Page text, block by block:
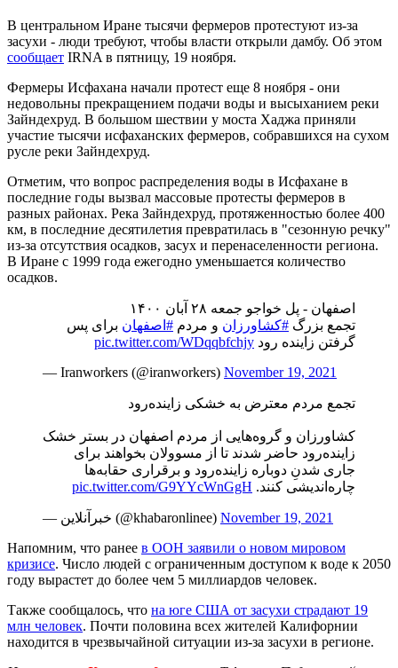
В центральном Иране тысячи фермеров протестуют из-за
засухи - люди требуют, чтобы власти открыли дамбу. Об этом
сообщает IRNA в пятницу, 19 ноября.
Фермеры Исфахана начали протест еще 8 ноября - они
недовольны прекращением подачи воды и высыханием реки
Зайндехруд. В большом шествии у моста Хаджа приняли
участие тысячи исфаханских фермеров, собравшихся на сухом
русле реки Зайндехруд.
Отметим, что вопрос распределения воды в Исфахане в
последние годы вызвал массовые протесты фермеров в
разных районах. Река Зайндехруд, протяженностью более 400
км, в последние десятилетия превратилась в "сезонную речку"
из-за отсутствия осадков, засух и перенаселенности региона.
В Иране с 1999 года ежегодно уменьшается количество
осадков.
اصفهان - پل خواجو جمعه ۲۸ آبان ۱۴۰۰
تجمع بزرگ #کشاورزان و مردم #اصفهان برای پس
گرفتن زاینده رود pic.twitter.com/WDqqbfchjy
— Iranworkers (@iranworkers) November 19, 2021
تجمع مردم معترض به خشکی زاینده‌رود
کشاورزان و گروه‌هایی از مردم اصفهان در بستر خشک
زاینده‌رود حاضر شدند تا از مسوولان بخواهند برای
جاری شدنِ دوباره زاینده‌رود و برقراری حقابه‌ها
چاره‌اندیشی کنند. pic.twitter.com/G9YYcWnGgH
— خبرآنلاين (@khabaronlinee) November 19, 2021
Напомним, что ранее в ООН заявили о новом мировом
кризисе. Число людей с ограниченным доступом к воде к 2050
году вырастет до более чем 5 миллиардов человек.
Также сообщалось, что на юге США от засухи страдают 19
млн человек. Почти половина всех жителей Калифорнии
находится в чрезвычайной ситуации из-за засухи в регионе.